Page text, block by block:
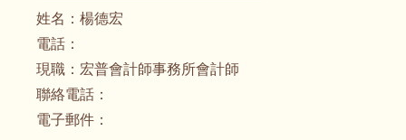
姓名： 楊德宏
電話：
現職： 宏普會計師事務所會計師
聯絡電話：
電子郵件：